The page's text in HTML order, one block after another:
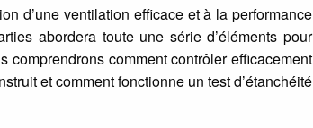
d’une ventilation efficace et à la performance
abordera toute une série d’éléments pour
comprendrons comment contrôler efficacement
et comment fonctionne un test d’étanchéité